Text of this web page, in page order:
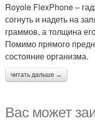
Royole FlexPhone –
согнуть и надеть на
граммов, а толщина
Помимо прямого
состояние организма.
читать дальше →
Вас может